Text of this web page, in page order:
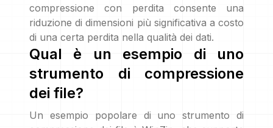
compressione con perdita consente una
riduzione di dimensioni più significativa a costo
di una certa perdita nella qualità dei dati.
Qual è un esempio di uno
strumento di compressione
dei file?
Un esempio popolare di uno strumento di